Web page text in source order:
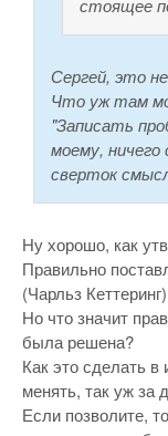
стоящее
Сергей, это
Что уж там
"Записать
моему, ничего
сверток
Ну хорошо, как
Правильно
(Чарльз Кеттеринг)
Но что значит
была решена?
Как это сделать
менять, так уж за
Если позволите,